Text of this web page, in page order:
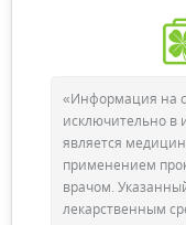
«Информация на
исключительно в
является
применением
врачом.
лекарственным